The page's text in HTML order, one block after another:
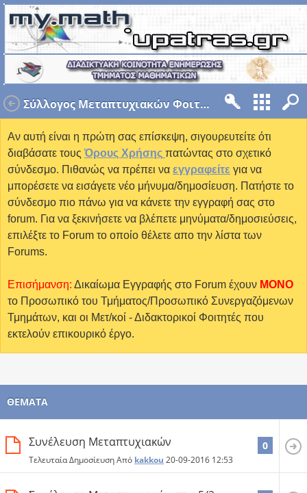
Σύλλογος Μεταπτυχιακών Φοιτητών
Αν αυτή είναι η πρώτη σας επίσκεψη, σιγουρευτείτε ότι
διαβάσατε τους Όρους Χρήσης πατώντας στο σχετικό
σύνδεσμο. Πιθανώς να πρέπει να εγγραφείτε για να
μπορέσετε να εισάγετε νέο μήνυμα/δημοσίευση. Πατήστε το
σύνδεσμο πιο πάνω για να κάνετε την εγγραφή σας στο
forum. Για να ξεκινήσετε να βλέπετε μηνύματα/δημοσιεύσεις,
επιλέξτε το Forum το οποίο θέλετε απο την λίστα των
Forums.
Επισήμανση: Δικαίωμα Εγγραφής στο Forum έχουν MONO
το Προσωπικό του Τμήματος/Προσωπικό Συνεργαζόμενων
Τμημάτων, και οι Μετ/κοί - Διδακτορικοί Φοιτητές που
εκτελούν επικουρικό έργο.
ΘΈΜΑΤΑ
Συνέλευση Mεταπτυχιακών
Τελευταία Δημοσίευση Από kakkou 20-09-2016 12:53
0